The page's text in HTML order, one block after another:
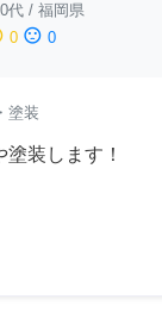
代 / 福岡県
0 sentiment_dissatisfied 0
塗装
装します！